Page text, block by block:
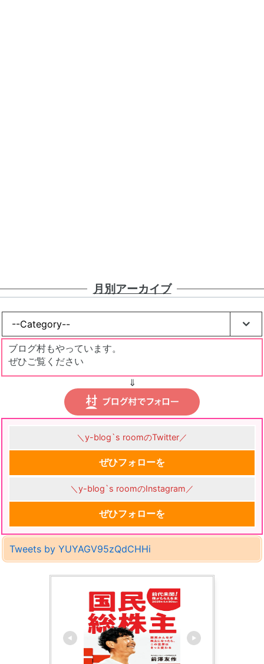
月別アーカイブ
ブログ村もやっています。
ぜひご覧ください
⇓
＼y-blog`s roomのTwitter／
ぜひフォローを
＼y-blog`s roomのInstagram／
ぜひフォローを
Tweets by YUYAGV95zQdCHHi